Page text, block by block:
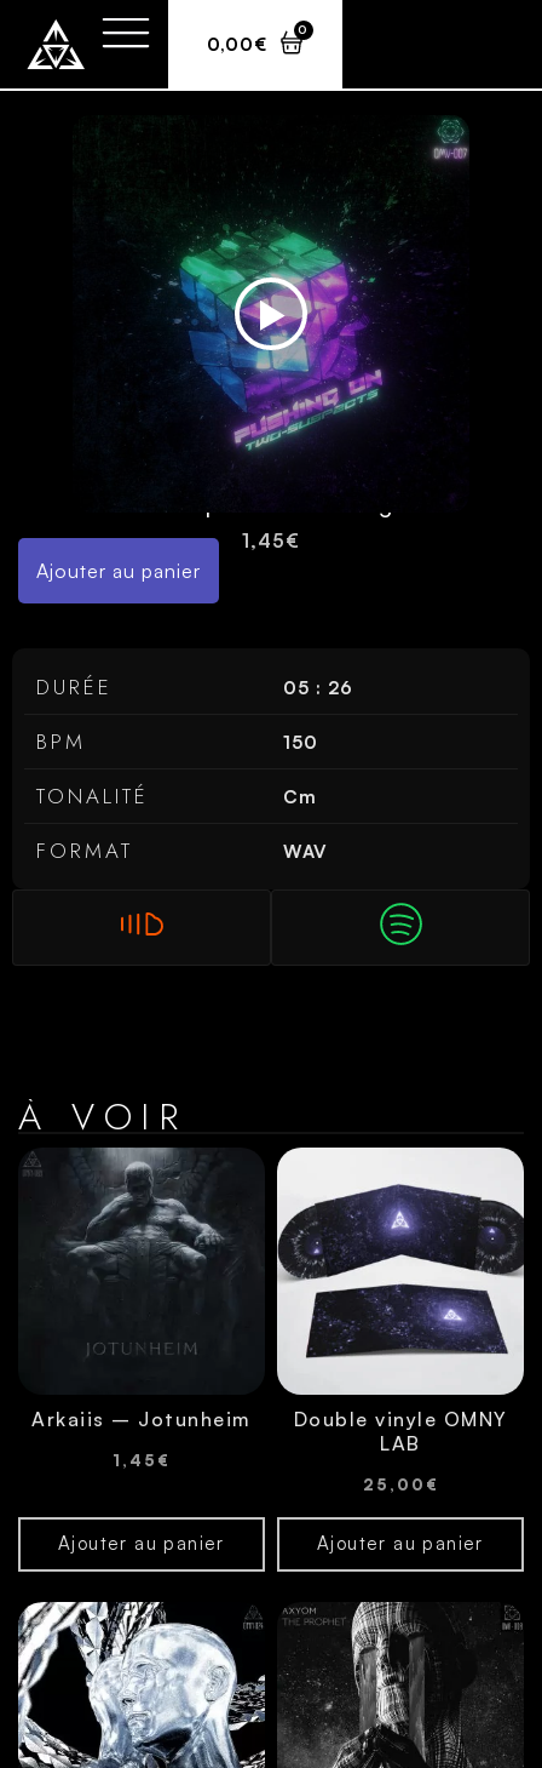
0,00€
0
1,45€
Ajouter au panier
DURÉE 05 : 26
BPM 150
TONALITÉ Cm
FORMAT WAV
À VOIR
Arkaiis – Jotunheim
1,45 €
Ajouter au panier
Double vinyle OMNY
LAB
25,00 €
Ajouter au panier